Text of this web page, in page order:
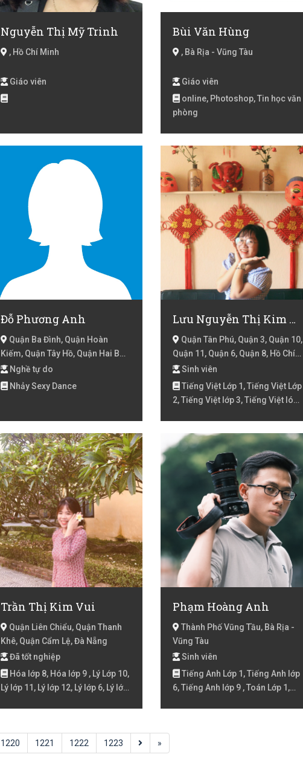
Nguyễn Thị Mỹ Trinh
, Hồ Chí Minh
Giáo viên
Bùi Văn Hùng
, Bà Rịa - Vũng Tàu
Giáo viên
online, Photoshop, Tin học văn
phòng
Đỗ Phương Anh
Quận Ba Đình, Quận Hoàn
Kiếm, Quận Tây Hồ, Quận Hai Bà
Trưng, Quận Hoàng Mai, Quận
Thanh Xuân, Hà Nội
Nghề tự do
Nhảy Sexy Dance
Lưu Nguyễn Thị Kim Cương
Quận Tân Phú, Quận 3, Quận 10,
Quận 11, Quận 6, Quận 8, Hồ Chí
Minh
Sinh viên
Tiếng Việt Lớp 1, Tiếng Việt Lớp
2, Tiếng Việt lớp 3, Tiếng Việt lóp
Trần Thị Kim Vui
Quận Liên Chiểu, Quận Thanh
Khê, Quận Cẩm Lệ, Đà Nẵng
Đã tốt nghiệp
Hóa lớp 8, Hóa lớp 9 , Lý Lớp 10,
Lý lớp 11, Lý lớp 12, Lý lớp 6, Lý lớp
Việt lớp 5, Toán Lớp 1, Toán Lớp 2,
Phạm Hoàng Anh
Thành Phố Vũng Tầu, Bà Rịa -
Vũng Tàu
Sinh viên
Tiếng Anh Lớp 1, Tiếng Anh lớp
6, Tiếng Anh lớp 9 , Toán Lớp 1,
1220 1221 1222 1223 »